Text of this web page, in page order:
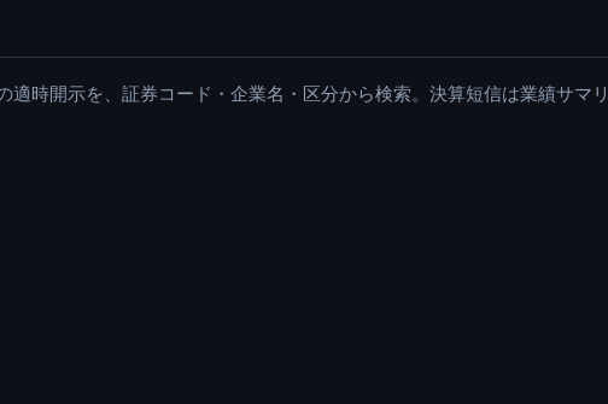
適時開示を、証券コード・企業名・区分から検索。決算短信は業績サマ